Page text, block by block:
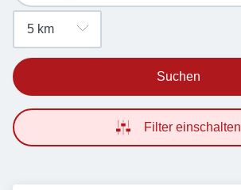
Suchen
Filter einschalten